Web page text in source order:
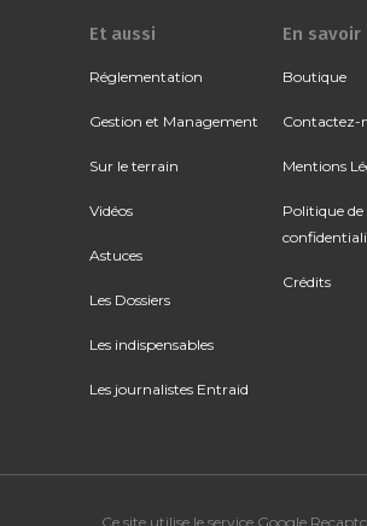
Et aussi
Réglementation
Gestion et Management
Sur le terrain
Vidéos
Astuces
Les Dossiers
Les indispensables
Les journalistes Entraid
En savoir
Boutique
Contactez-
Mentions
Politique de
Crédits
Ce site utilise le service Google